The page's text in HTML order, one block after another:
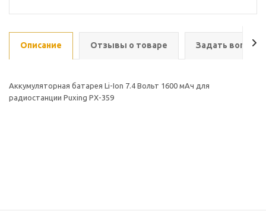
Описание Отзывы о товаре Задать вопрос
Аккумуляторная батарея Li-Ion 7.4 Вольт 1600 мАч для
радиостанции Puxing PX-359